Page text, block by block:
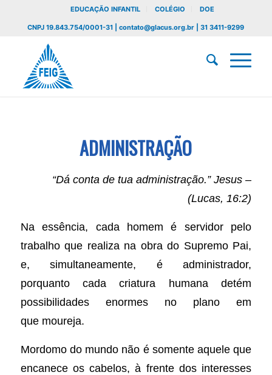
EDUCAÇÃO INFANTIL COLÉGIO DOE
CNPJ 19.843.754/0001-31 | contato@glacus.org.br | 31 3411-9299
ADMINISTRAÇÃO
“Dá conta de tua administração.” Jesus –
(Lucas, 16:2)
Na essência, cada homem é servidor pelo
trabalho que realiza na obra do Supremo Pai,
e, simultaneamente, é administrador,
porquanto cada criatura humana detém
possibilidades enormes no plano em
que moureja.
Mordomo do mundo não é somente aquele que
encanece os cabelos, à frente dos interesses